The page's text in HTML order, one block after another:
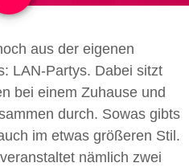
aus der eigenen
LAN-Partys. Dabei sitzt
bei einem Zuhause und
durch. Sowas gibts
im etwas größeren Stil.
nämlich zwei